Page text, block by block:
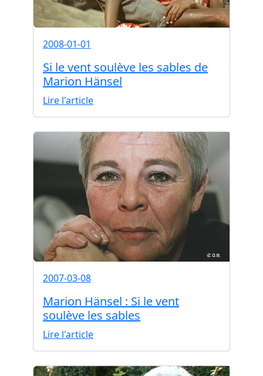
2008-01-01
Si le vent soulève les sables de
Marion Hänsel
Lire l'article
2007-03-08
Marion Hänsel : Si le vent
soulève les sables
Lire l'article